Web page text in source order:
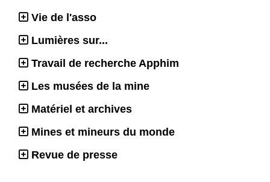
Vie de l'asso
Lumières sur...
Travail de recherche Apphim
Les musées de la mine
Matériel et archives
Mines et mineurs du monde
Revue de presse